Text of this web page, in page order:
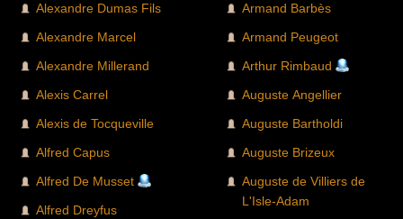
Alexandre Dumas Fils
Alexandre Marcel
Alexandre Millerand
Alexis Carrel
Alexis de Tocqueville
Alfred Capus
Alfred De Musset
Alfred Dreyfus
Armand Barbès
Armand Peugeot
Arthur Rimbaud
Auguste Angellier
Auguste Bartholdi
Auguste Brizeux
Auguste de Villiers de
L'Isle-Adam